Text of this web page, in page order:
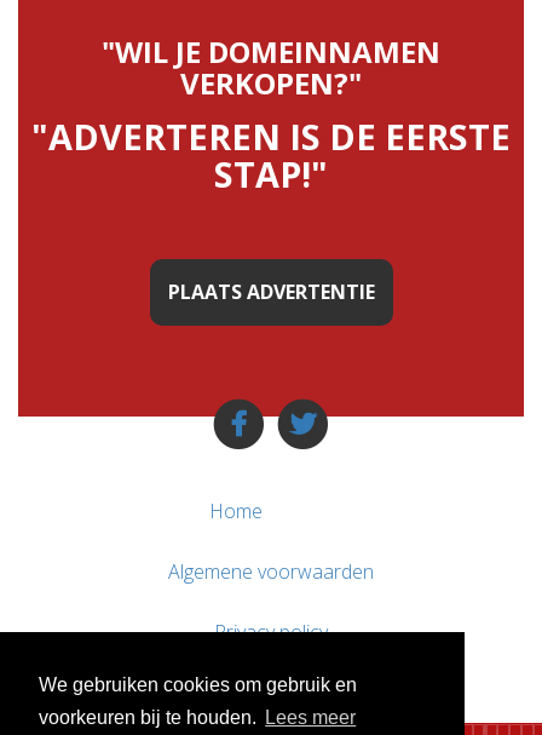
We gebruiken cookies om gebruik en
voorkeuren bij te houden.
Lees meer
"WIL JE DOMEINNAMEN
VERKOPEN?"
"ADVERTEREN IS DE EERSTE
STAP!"
PLAATS ADVERTENTIE
Home
Algemene voorwaarden
Privacy policy
Contact / Support